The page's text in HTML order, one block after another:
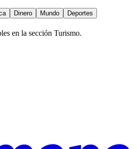
Dinero Mundo
Deportes
en la sección Turismo.